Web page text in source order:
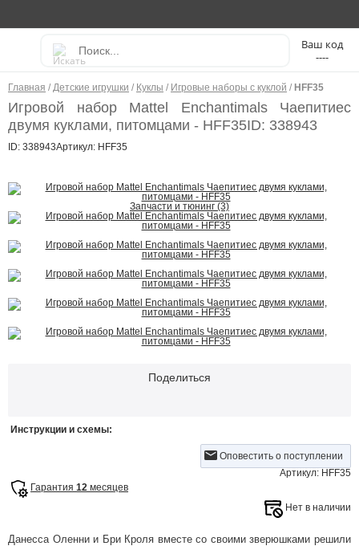
----
Главная / Детские игрушки / Куклы / Игровые наборы с куклой / HFF35
Игровой набор Mattel Enchantimals Чаепитиес
двумя куклами, питомцами - HFF35ID: 338943
ID: 338943Артикул: HFF35
Запчасти и тюнинг (3)
Поделиться
Инструкции и схемы:
Оповестить о поступлении
Артикул: HFF35
Гарантия 12 месяцев
Нет в наличии
Данесса Оленни и Бри Кроля вместе со своими зверюшками решили